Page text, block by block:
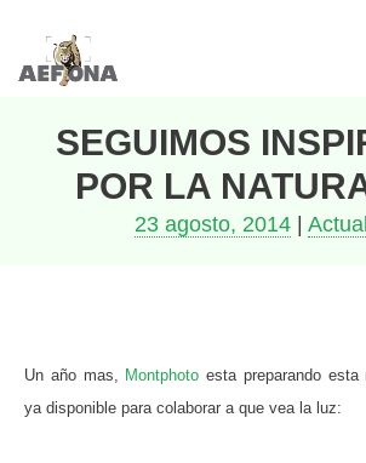
Saltar
SEGUIMOS
POR LA
23 agosto, 2014|
Un año mas, Montphoto esta preparando esta
ya disponible para colaborar a que vea la luz: